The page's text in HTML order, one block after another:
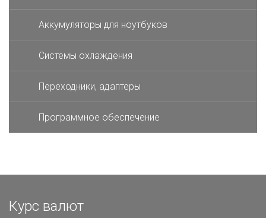
Аккумуляторы для ноутбуков
Системы охлаждения
Переходники, адаптеры
Программное обеспечение
Курс валют